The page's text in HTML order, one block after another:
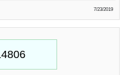
7/23/2019